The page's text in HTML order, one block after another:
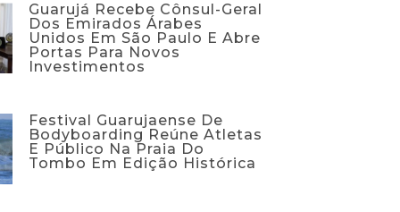
Guarujá Recebe Cônsul-Geral
Dos Emirados Árabes
Unidos Em São Paulo E Abre
Portas Para Novos
Investimentos
Festival Guarujaense De
Bodyboarding Reúne Atletas
E Público Na Praia Do
Tombo Em Edição Histórica